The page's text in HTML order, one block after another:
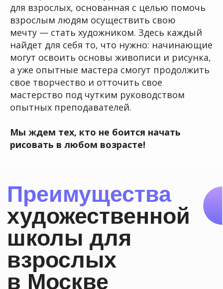
для взрослых, основанная с целью помочь
взрослым людям осуществить свою
мечту — стать художником. Здесь каждый
найдет для себя то, что нужно: начинающие
могут освоить основы живописи и рисунка,
а уже опытные мастера смогут продолжить
свое творчество и отточить свое
мастерство под чутким руководством
опытных преподавателей.
Мы ждем тех, кто не боится начать
рисовать в любом возрасте!
Каждый курс имеет
начинающую и
продолжающую авторскую
программу. Вы сможете
совершенствовать свои навыки!
лицензию
У нас преподают
профессиональные